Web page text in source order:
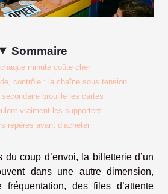
Sommaire
minute coûte cher
contrôle : la chaîne sous tension
secondaire brouille les cartes
vraiment les supporters
repères avant d’acheter
coup d’envoi, la billetterie d’un
dans une autre dimension,
des files d’attente